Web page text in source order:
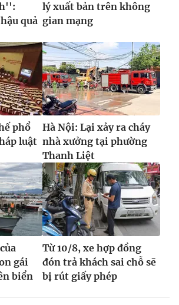
quả
lý xuất bản trên không
gian mạng
phổ
luật
Hà Nội: Lại xảy ra cháy
nhà xưởng tại phường
Thanh Liệt
gái
biển
Từ 10/8, xe hợp đồng
đón trả khách sai chỗ sẽ
bị rút giấy phép